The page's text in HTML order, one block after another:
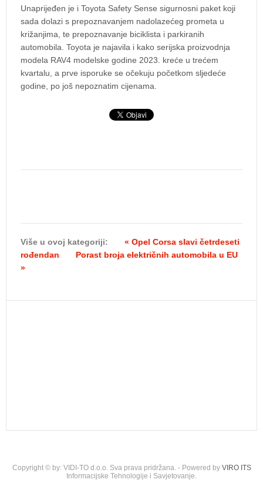
Unaprijeđen je i Toyota Safety Sense sigurnosni paket koji
sada dolazi s prepoznavanjem nadolazećeg prometa u
križanjima, te prepoznavanje biciklista i parkiranih
automobila. Toyota je najavila i kako serijska proizvodnja
modela RAV4 modelske godine 2023. kreće u trećem
kvartalu, a prve isporuke se očekuju početkom sljedeće
godine, po još nepoznatim cijenama.
Više u ovoj kategoriji:
« Opel Corsa slavi četrdeseti
rođendan
Porast broja električnih automobila u EU
»
Copyright © by: VIDI-TO d.o.o. Sva prava pridržana. - Powered by VIRO ITS
Informacijske Tehnologije i Savjetovanje.